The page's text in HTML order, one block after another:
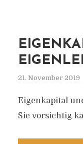
21. November 2019
Eigenkapital
Sie vorsichtig